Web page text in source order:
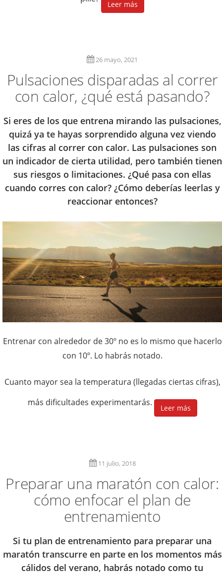
Leer más
26 mayo, 2021
Pulsaciones disparadas al correr
con calor, ¿qué está pasando?
Si eres de los que entrena mirando las pulsaciones,
quizá ya te hayas sorprendido alguna vez viendo
las cifras al correr con calor. Las pulsaciones son
un indicador de cierta utilidad, pero también tienen
sus riesgos o limitaciones. ¿Qué pasa con ellas
cuando corres con calor? ¿Cómo deberías leerlas y
reaccionar entonces?
Entrenar con alrededor de 30º no es lo mismo que hacerlo
con 10º. Lo habrás notado.
Cuanto mayor sea la temperatura (llegadas ciertas cifras),
más dificultades experimentarás.
Leer más
11 julio, 2018
Preparar una maratón con calor:
cómo enfocar el plan de
entrenamiento
Si tu plan de entrenamiento para preparar una
maratón transcurre en parte en los momentos más
cálidos del verano, habrás notado como tu